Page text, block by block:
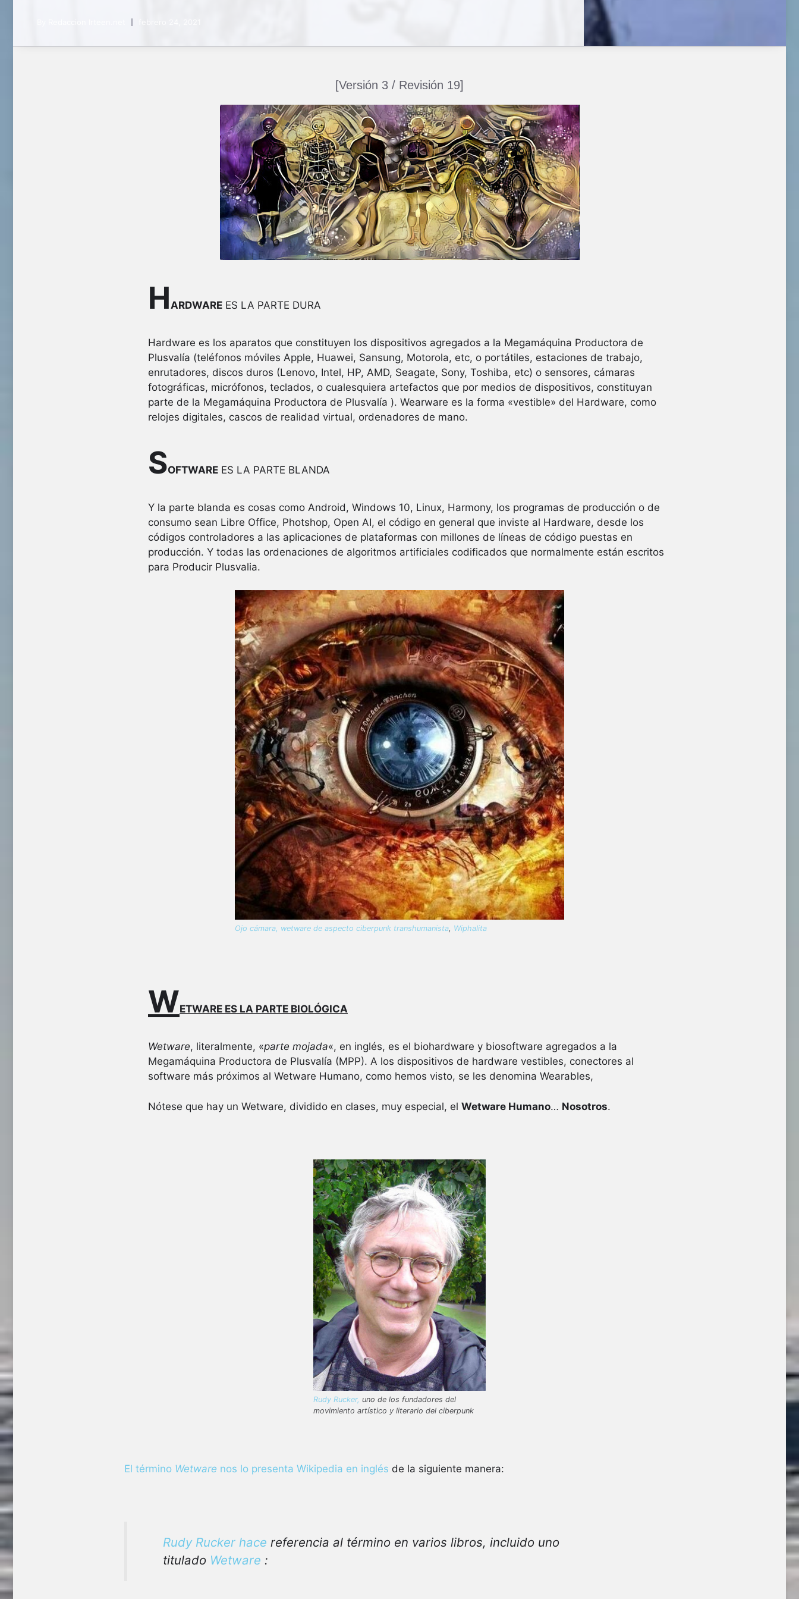
[Versión 3 / Revisión 19]
H ARDWARE ES LA PARTE DURA
Hardware es los aparatos que constituyen los dispositivos agregados a la Megamáquina Productora de
Plusvalía (teléfonos móviles Apple, Huawei, Sansung, Motorola, etc, o portátiles, estaciones de trabajo,
enrutadores, discos duros (Lenovo, Intel, HP, AMD, Seagate, Sony, Toshiba, etc) o sensores, cámaras
fotográficas, micrófonos, teclados, o cualesquiera artefactos que por medios de dispositivos, constituyan
parte de la Megamáquina Productora de Plusvalía ). Wearware es la forma «vestible» del Hardware, como
relojes digitales, cascos de realidad virtual, ordenadores de mano.
SOFTWARE ES LA PARTE BLANDA
Y la parte blanda es cosas como Android, Windows 10, Linux, Harmony, los programas de producción o de
consumo sean Libre Office, Photshop, Open AI, el código en general que inviste al Hardware, desde los
códigos controladores a las aplicaciones de plataformas con millones de líneas de código puestas en
producción. Y todas las ordenaciones de algoritmos artificiales codificados que normalmente están escritos
para Producir Plusvalia.
Ojo cámara, wetware de aspecto ciberpunk transhumanista, Wiphalita
WETWARE ES LA PARTE BIOLÓGICA
Wetware, literalmente, «parte mojada«, en inglés, es el biohardware y biosoftware agregados a la
Megamáquina Productora de Plusvalía (MPP). A los dispositivos de hardware vestibles, conectores al
software más próximos al Wetware Humano, como hemos visto, se les denomina Wearables,
Nótese que hay un Wetware, dividido en clases, muy especial, el Wetware Humano… Nosotros.
Rudy Rucker, uno de los fundadores del
movimiento artístico y literario del ciberpunk
El término Wetware nos lo presenta Wikipedia en inglés de la siguiente manera:
Rudy Rucker hace referencia al término en varios libros, incluido uno
titulado Wetware :